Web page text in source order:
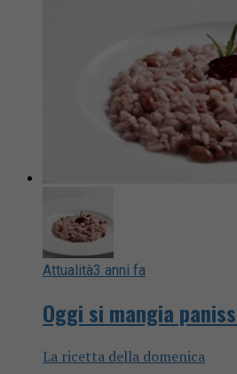
Attualità3 anni fa
Oggi si mangia
La ricetta della domenica